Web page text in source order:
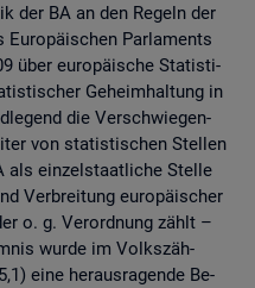
der BA an den Re­geln der
Eu­ro­päi­schen Par­la­ments
über eu­ro­päi­sche Sta­tis­ti­
Ge­heim­hal­tung in
die Ver­schwie­gen­
von sta­tis­ti­schen Stel­len
als ein­zel­staat­li­che Stel­le
Ver­brei­tung eu­ro­päi­scher
o. g. Ver­ord­nung zählt –
wurde im Volks­zäh­
eine her­aus­ra­gen­de Be­